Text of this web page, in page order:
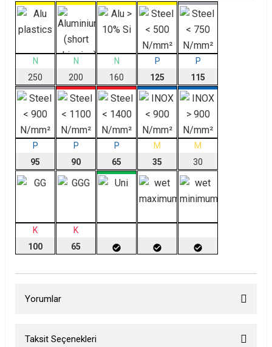
N
250
N
200
N
160
P
125
P
115
P
95
P
90
P
65
M
35
M
30
K
100
K
65
Yorumlar
Taksit Seçenekleri